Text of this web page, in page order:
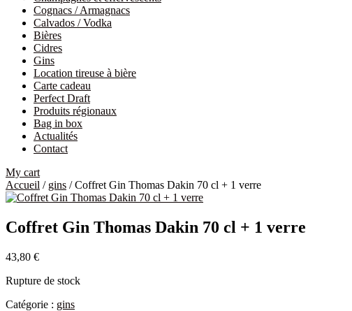
Cognacs / Armagnacs
Calvados / Vodka
Bières
Cidres
Gins
Location tireuse à bière
Carte cadeau
Perfect Draft
Produits régionaux
Bag in box
Actualités
Contact
My cart
Accueil / gins / Coffret Gin Thomas Dakin 70 cl + 1 verre
Coffret Gin Thomas Dakin 70 cl + 1 verre
43,80 €
Rupture de stock
Catégorie : gins